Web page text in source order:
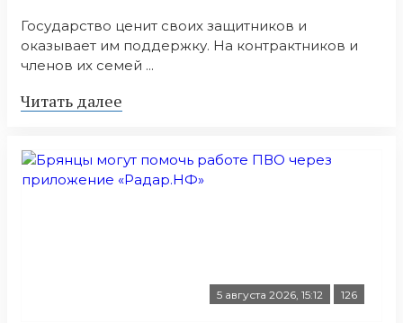
Государство ценит своих защитников и
оказывает им поддержку. На контрактников и
членов их семей ...
Читать далее
5 августа 2026, 15:12 126